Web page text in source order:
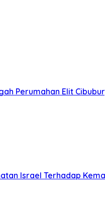
Perumahan Elit
Israel Terhadap